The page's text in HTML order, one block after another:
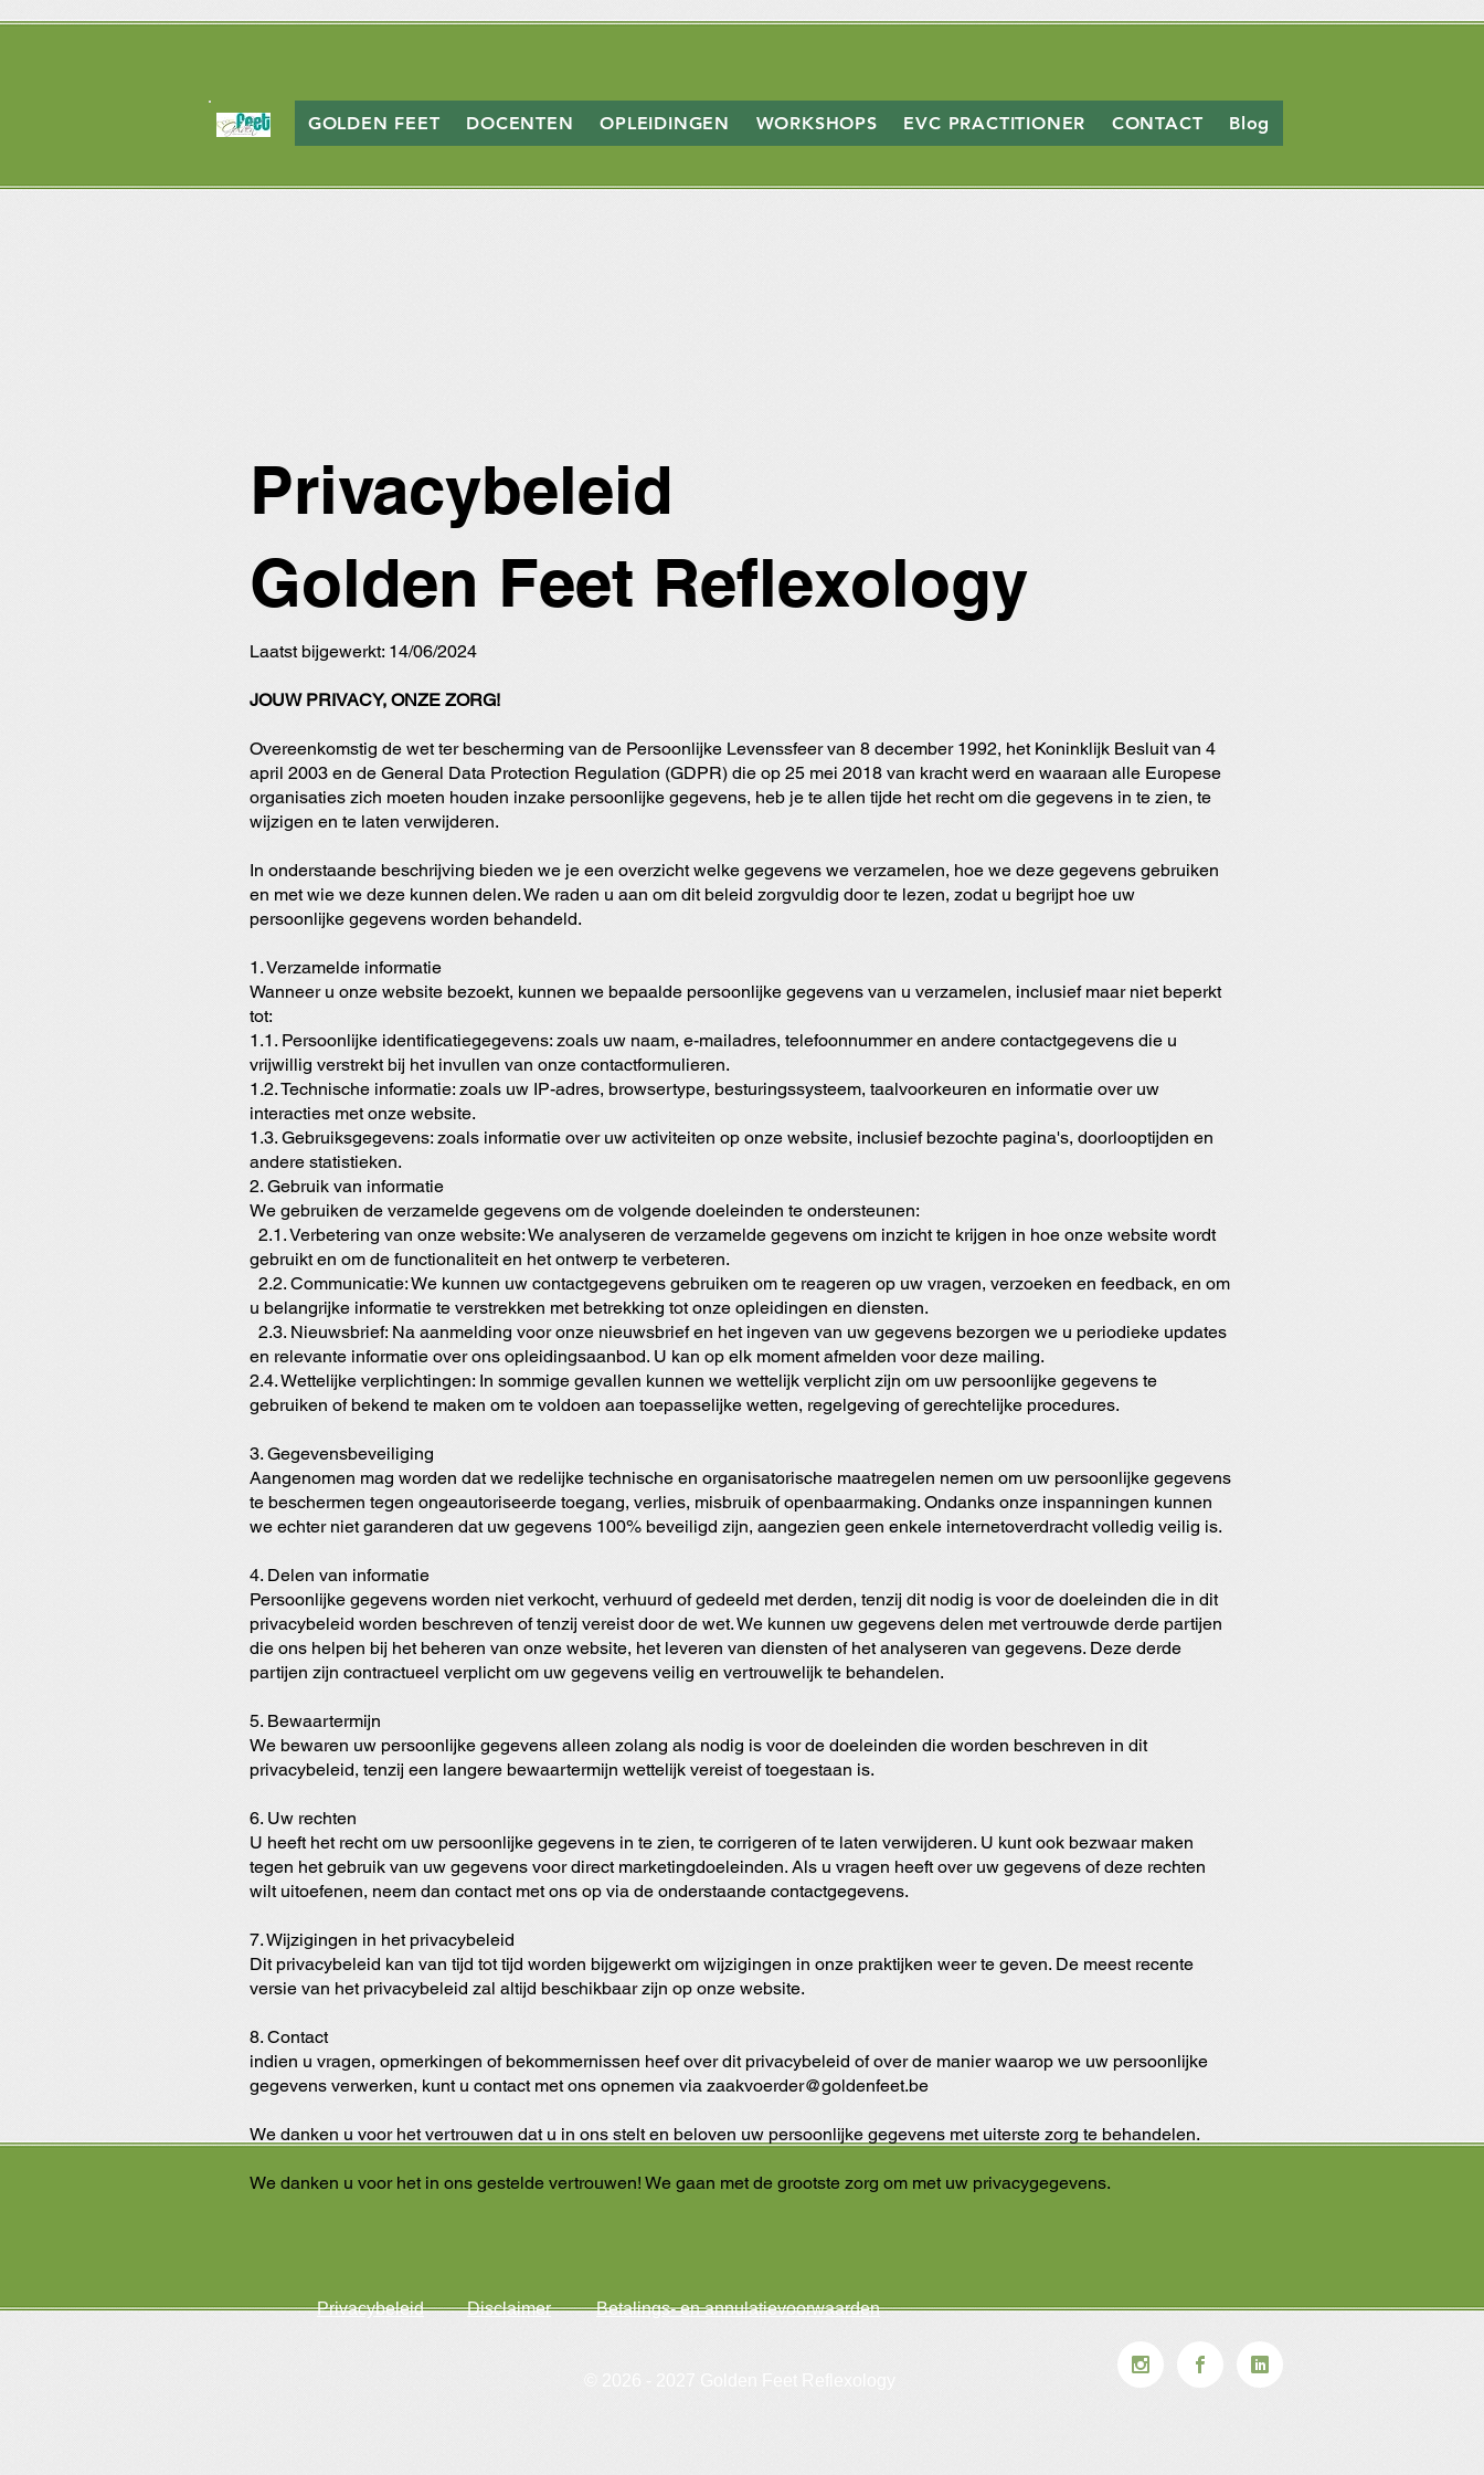
GOLDEN FEET DOCENTEN OPLEIDINGEN WORKSHOPS EVC PRACTITIONER CONTACT Blog
Privacybeleid
Golden Feet Reflexology
Laatst bijgewerkt: 14/06/2024
JOUW PRIVACY, ONZE ZORG!
Overeenkomstig de wet ter bescherming van de Persoonlijke Levenssfeer van 8 december 1992, het Koninklijk Besluit van 4
april 2003 en de General Data Protection Regulation (GDPR) die op 25 mei 2018 van kracht werd en waaraan alle Europese
organisaties zich moeten houden inzake persoonlijke gegevens, heb je te allen tijde het recht om die gegevens in te zien, te
wijzigen en te laten verwijderen.
In onderstaande beschrijving bieden we je een overzicht welke gegevens we verzamelen, hoe we deze gegevens gebruiken
en met wie we deze kunnen delen. We raden u aan om dit beleid zorgvuldig door te lezen, zodat u begrijpt hoe uw
persoonlijke gegevens worden behandeld.
1. Verzamelde informatie
Wanneer u onze website bezoekt, kunnen we bepaalde persoonlijke gegevens van u verzamelen, inclusief maar niet beperkt
tot:
1.1. Persoonlijke identificatiegegevens: zoals uw naam, e-mailadres, telefoonnummer en andere contactgegevens die u
vrijwillig verstrekt bij het invullen van onze contactformulieren.
1.2. Technische informatie: zoals uw IP-adres, browsertype, besturingssysteem, taalvoorkeuren en informatie over uw
interacties met onze website.
1.3. Gebruiksgegevens: zoals informatie over uw activiteiten op onze website, inclusief bezochte pagina's, doorlooptijden en
andere statistieken.
2. Gebruik van informatie
We gebruiken de verzamelde gegevens om de volgende doeleinden te ondersteunen:
2.1. Verbetering van onze website: We analyseren de verzamelde gegevens om inzicht te krijgen in hoe onze website wordt
gebruikt en om de functionaliteit en het ontwerp te verbeteren.
2.2. Communicatie: We kunnen uw contactgegevens gebruiken om te reageren op uw vragen, verzoeken en feedback, en om
u belangrijke informatie te verstrekken met betrekking tot onze opleidingen en diensten.
2.3. Nieuwsbrief: Na aanmelding voor onze nieuwsbrief en het ingeven van uw gegevens bezorgen we u periodieke updates
en relevante informatie over ons opleidingsaanbod. U kan op elk moment afmelden voor deze mailing.
2.4. Wettelijke verplichtingen: In sommige gevallen kunnen we wettelijk verplicht zijn om uw persoonlijke gegevens te
gebruiken of bekend te maken om te voldoen aan toepasselijke wetten, regelgeving of gerechtelijke procedures.
3. Gegevensbeveiliging
Aangenomen mag worden dat we redelijke technische en organisatorische maatregelen nemen om uw persoonlijke gegevens
te beschermen tegen ongeautoriseerde toegang, verlies, misbruik of openbaarmaking. Ondanks onze inspanningen kunnen
we echter niet garanderen dat uw gegevens 100% beveiligd zijn, aangezien geen enkele internetoverdracht volledig veilig is.
4. Delen van informatie
Persoonlijke gegevens worden niet verkocht, verhuurd of gedeeld met derden, tenzij dit nodig is voor de doeleinden die in dit
privacybeleid worden beschreven of tenzij vereist door de wet. We kunnen uw gegevens delen met vertrouwde derde partijen
die ons helpen bij het beheren van onze website, het leveren van diensten of het analyseren van gegevens. Deze derde
partijen zijn contractueel verplicht om uw gegevens veilig en vertrouwelijk te behandelen.
5. Bewaartermijn
We bewaren uw persoonlijke gegevens alleen zolang als nodig is voor de doeleinden die worden beschreven in dit
privacybeleid, tenzij een langere bewaartermijn wettelijk vereist of toegestaan is.
6. Uw rechten
U heeft het recht om uw persoonlijke gegevens in te zien, te corrigeren of te laten verwijderen. U kunt ook bezwaar maken
tegen het gebruik van uw gegevens voor direct marketingdoeleinden. Als u vragen heeft over uw gegevens of deze rechten
wilt uitoefenen, neem dan contact met ons op via de onderstaande contactgegevens.
7. Wijzigingen in het privacybeleid
Dit privacybeleid kan van tijd tot tijd worden bijgewerkt om wijzigingen in onze praktijken weer te geven. De meest recente
versie van het privacybeleid zal altijd beschikbaar zijn op onze website.
8. Contact
indien u vragen, opmerkingen of bekommernissen heef over dit privacybeleid of over de manier waarop we uw persoonlijke
gegevens verwerken, kunt u contact met ons opnemen via zaakvoerder@goldenfeet.be
We danken u voor het vertrouwen dat u in ons stelt en beloven uw persoonlijke gegevens met uiterste zorg te behandelen.
We danken u voor het in ons gestelde vertrouwen! We gaan met de grootste zorg om met uw privacygegevens.
Privacybeleid Disclaimer Betalings- en annulatievoorwaarden